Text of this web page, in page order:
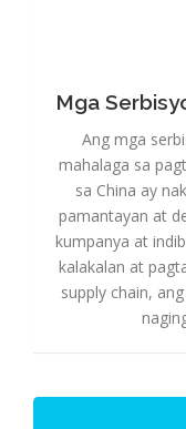
Mga
Ang mga
mahalaga sa
sa China ay
pamantayan at
kumpanya at
kalakalan at
supply chain,